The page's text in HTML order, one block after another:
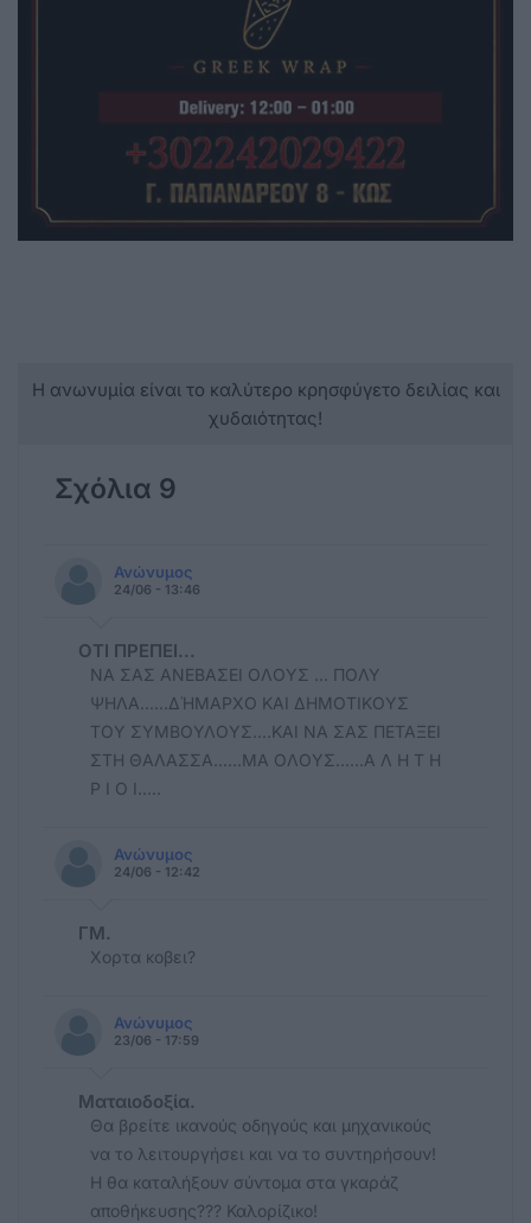
Η ανωνυμία είναι το καλύτερο κρησφύγετο δειλίας και
χυδαιότητας!
Σχόλια 9
Ανώνυμος
24/06 - 13:46
ΟΤΙ ΠΡΕΠΕΙ...
ΝΑ ΣΑΣ ΑΝΕΒΑΣΕΙ ΟΛΟΥΣ ... ΠΟΛΥ
ΨΗΛΑ......ΔΉΜΑΡΧΟ ΚΑΙ ΔΗΜΟΤΙΚΟΥΣ
ΤΟΥ ΣΥΜΒΟΥΛΟΥΣ....ΚΑΙ ΝΑ ΣΑΣ ΠΕΤΑΞΕΙ
ΣΤΗ ΘΑΛΑΣΣΑ......ΜΑ ΟΛΟΥΣ......Α Λ Η Τ Η
Ρ Ι Ο Ι.....
Ανώνυμος
24/06 - 12:42
ΓΜ.
Xορτα κοβει?
Ανώνυμος
23/06 - 17:59
Ματαιοδοξία.
Θα βρείτε ικανούς οδηγούς και μηχανικούς
να το λειτουργήσει και να το συντηρήσουν!
Η θα καταλήξουν σύντομα στα γκαράζ
αποθήκευσης??? Καλορίζικο!